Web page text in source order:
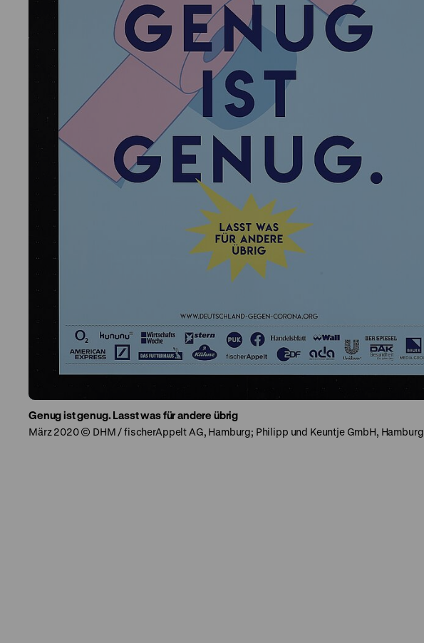
Genug ist genug. Lasst was für andere übrig
März 2020 © DHM / fischerAppelt AG, Hamburg; Philipp und Keuntje GmbH, Hamburg